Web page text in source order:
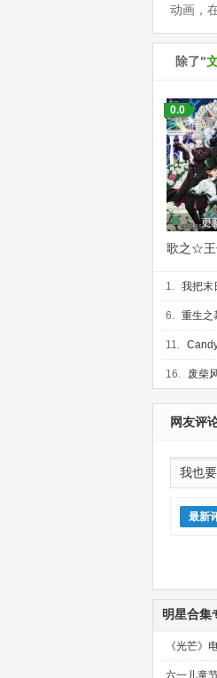
动画，
除了"
更
0.0
歌之☆王
XXXX剧
1. 我把末
17集
6. 重生之
新第20集
11.
16. 废柴
合规的JK
网友评
最新
明星合集
《光芒》
预定！
六一儿童